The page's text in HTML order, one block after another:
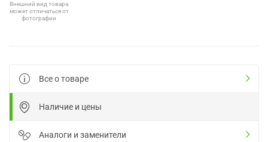
Внешний вид товара
может отличаться от
фотографии
Все о товаре
Наличие и цены
Аналоги и заменители